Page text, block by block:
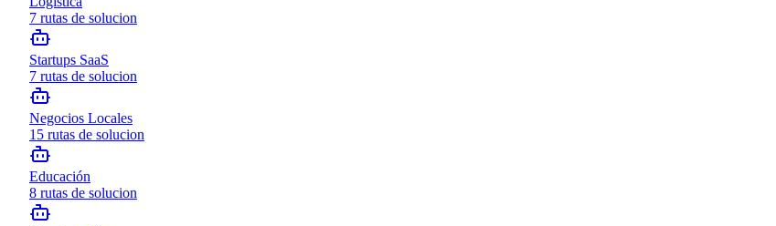
7 rutas de solucion
Startups SaaS
7 rutas de solucion
Negocios Locales
15 rutas de solucion
Educación
8 rutas de solucion